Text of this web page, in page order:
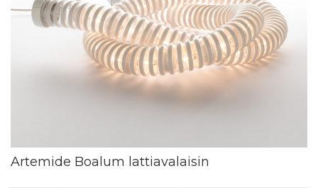
Artemide Boalum lattiavalaisin